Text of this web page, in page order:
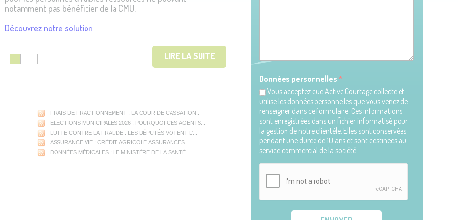
notamment pas bénéficier de la CMU.
Découvrez notre solution
LIRE LA SUITE
FRAIS DE FRACTIONNEMENT : LA COUR DE CASSATION...
ELECTIONS MUNICIPALES 2026 : POURQUOI CES AGENTS...
LUTTE CONTRE LA FRAUDE : LES DÉPUTÉS VOTENT L’...
ASSURANCE VIE : CRÉDIT AGRICOLE ASSURANCES...
DONNÉES MÉDICALES : LE MINISTÈRE DE LA SANTÉ...
Données personnelles *
Vous acceptez que Active Courtage collecte et
utilise les données personnelles que vous venez de
renseigner dans ce formulaire. Ces informations
sont enregistrées dans un fichier informatisé pour
la gestion de notre clientèle. Elles sont conservées
pendant une durée de 10 ans et sont destinées au
service commercial de la société.